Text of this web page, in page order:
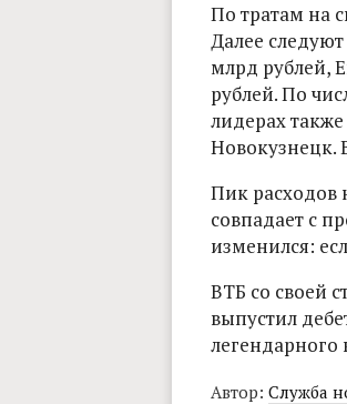
По тратам на
Далее
млрд рублей,
рублей. По
лидерах
Новокузнецк.
Пик расходов
совпадает с
изменился:
ВТБ со своей
выпустил
легендарного
Автор: Служба